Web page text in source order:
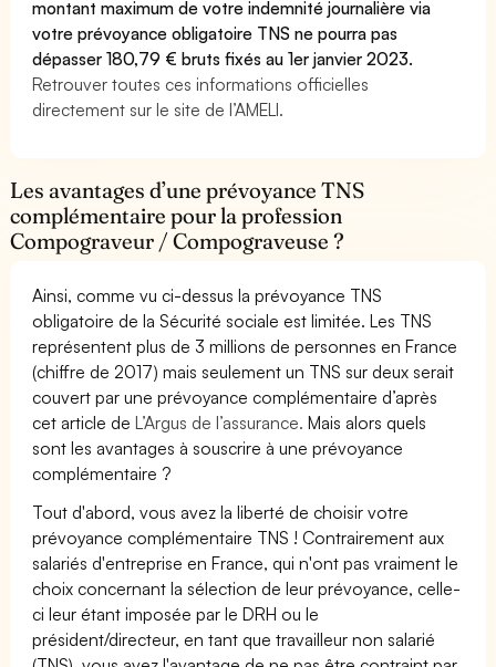
montant maximum de votre indemnité journalière via
votre prévoyance obligatoire TNS ne pourra pas
dépasser 180,79 € bruts fixés au 1er janvier 2023.
Retrouver toutes ces informations officielles
directement sur le site de l’AMELI.
Les avantages d’une prévoyance TNS
complémentaire pour la profession
Compograveur / Compograveuse ?
Ainsi, comme vu ci-dessus la prévoyance TNS
obligatoire de la Sécurité sociale est limitée. Les TNS
représentent plus de 3 millions de personnes en France
(chiffre de 2017) mais seulement un TNS sur deux serait
couvert par une prévoyance complémentaire d’après
cet article deL’Argus de l’assurance. Mais alors quels
sont les avantages à souscrire à une prévoyance
complémentaire ?
Tout d'abord, vous avez la liberté de choisir votre
prévoyance complémentaire TNS ! Contrairement aux
salariés d'entreprise en France, qui n'ont pas vraiment le
choix concernant la sélection de leur prévoyance, celle-
ci leur étant imposée par le DRH ou le
président/directeur, en tant que travailleur non salarié